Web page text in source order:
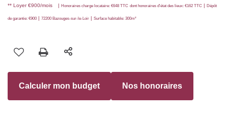
** Loyer €900/mois | Honoraires charge locataire: €648 TTC dont honoraires d'état des lieux: €162 TTC | Dépôt
de garantie: €900 | 72200 Bazouges-sur-le-Loir | Surface habitable: 300m²
Calculer mon budget Nos honoraires